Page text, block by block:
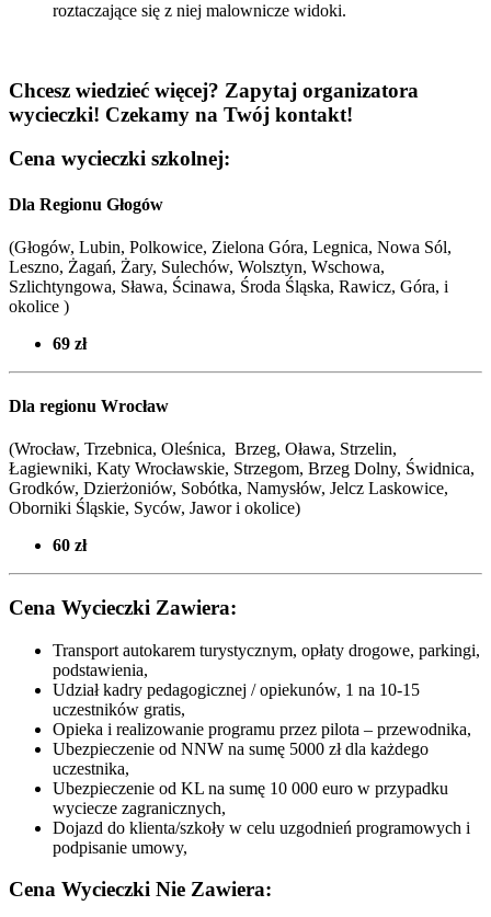
roztaczające się z niej malownicze widoki.
Chcesz wiedzieć więcej? Zapytaj organizatora
wycieczki! Czekamy na Twój kontakt!
Cena wycieczki szkolnej:
Dla Regionu Głogów
(Głogów, Lubin, Polkowice, Zielona Góra, Legnica, Nowa Sól,
Leszno, Żagań, Żary, Sulechów, Wolsztyn, Wschowa,
Szlichtyngowa, Sława, Ścinawa, Środa Śląska, Rawicz, Góra, i
okolice )
69 zł
Dla regionu Wrocław
(Wrocław, Trzebnica, Oleśnica, Brzeg, Oława, Strzelin,
Łagiewniki, Katy Wrocławskie, Strzegom, Brzeg Dolny, Świdnica,
Grodków, Dzierżoniów, Sobótka, Namysłów, Jelcz Laskowice,
Oborniki Śląskie, Syców, Jawor i okolice)
60 zł
Cena Wycieczki Zawiera:
Transport autokarem turystycznym, opłaty drogowe, parkingi,
podstawienia,
Udział kadry pedagogicznej / opiekunów, 1 na 10-15
uczestników gratis,
Opieka i realizowanie programu przez pilota – przewodnika,
Ubezpieczenie od NNW na sumę 5000 zł dla każdego
uczestnika,
Ubezpieczenie od KL na sumę 10 000 euro w przypadku
wyciecze zagranicznych,
Dojazd do klienta/szkoły w celu uzgodnień programowych i
podpisanie umowy,
Cena Wycieczki Nie Zawiera: